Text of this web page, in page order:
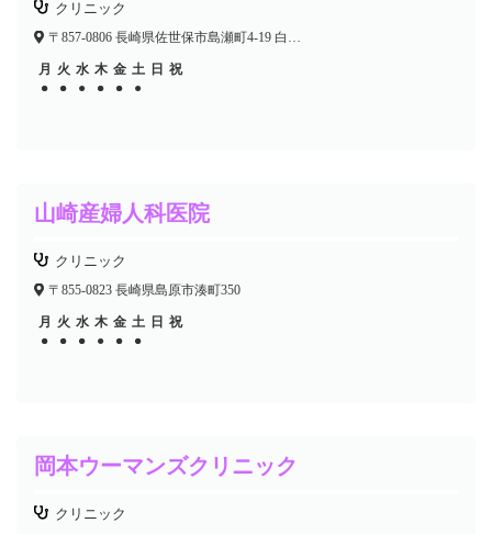
クリニック
〒857-0806 長崎県佐世保市島瀬町4-19 白川ビル3F
月 火 水 木 金 土 日 祝
●
● ● ● ●
● ●
● ● ●
山崎産婦人科医院
クリニック
〒855-0823 長崎県島原市湊町350
月 火 水 木 金 土 日 祝
●
● ● ● ● ●
● ● ● ● ●
岡本ウーマンズクリニック
クリニック